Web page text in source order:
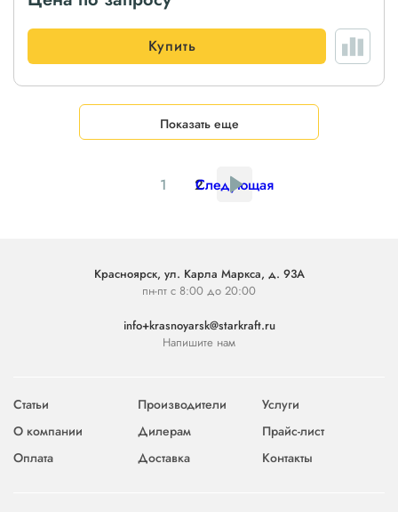
Купить
Показать еще
1 2
Следующая
Красноярск, ул. Карла Маркса, д. 93А
пн-пт с 8:00 до 20:00
info+krasnoyarsk@starkraft.ru
Напишите нам
Статьи Производители
Услуги
О компании
Дилерам
Прайс-лист
Оплата
Доставка Контакты